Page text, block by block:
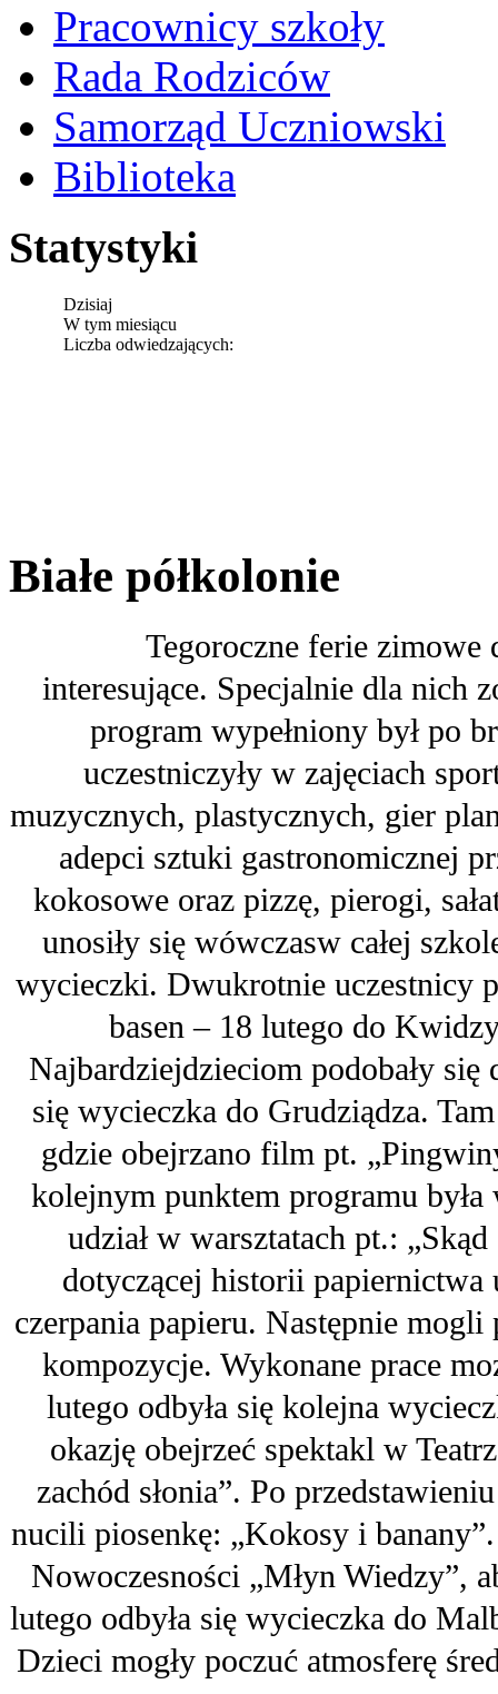
Pracownicy szkoły
Rada Rodziców
Samorząd Uczniowski
Biblioteka
Statystyki
Dzisiaj
W tym miesiącu
Liczba odwiedzających:
Białe półkolonie
Tegoroczne ferie zimowe dla
interesujące. Specjalnie dla nich
program wypełniony był po
uczestniczyły w zajęciach
muzycznych, plastycznych, gier
adepci sztuki gastronomicznej
kokosowe oraz pizzę, pierogi,
unosiły się wówczasw całej
wycieczki. Dwukrotnie uczestnicy
basen – 18 lutego do
Najbardziejdzieciom podobały się
się wycieczka do Grudziądza.
gdzie obejrzano film pt.
kolejnym punktem programu
udział w warsztatach pt.:
dotyczącej historii papiernictwa
czerpania papieru. Następnie
kompozycje. Wykonane prace
lutego odbyła się kolejna
okazję obejrzeć spektakl w
zachód słonia”. Po
nucili piosenkę: „Kokosy i
Nowoczesności „Młyn Wiedzy”,
lutego odbyła się wycieczka do
Dzieci mogły poczuć atmosferę